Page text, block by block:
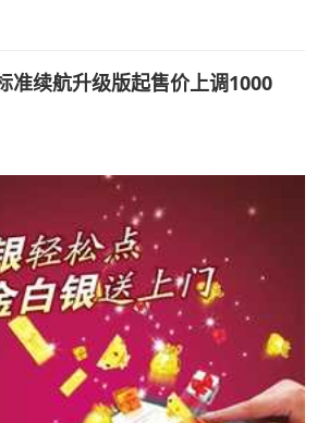
准续航升级版起售价上调1000